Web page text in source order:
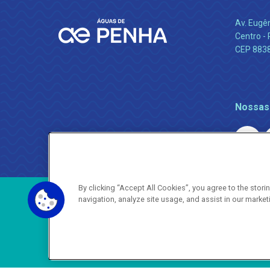
Av.
Centro -
CEP
By clicking “Accept All Cookies”, you agree to the
navigation, analyze site usage, and assist in our